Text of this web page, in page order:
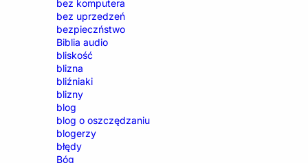
bez komputera
bez uprzedzeń
bezpieczństwo
Biblia audio
bliskość
blizna
bliźniaki
blizny
blog
blog o oszczędzaniu
blogerzy
błędy
Bóg